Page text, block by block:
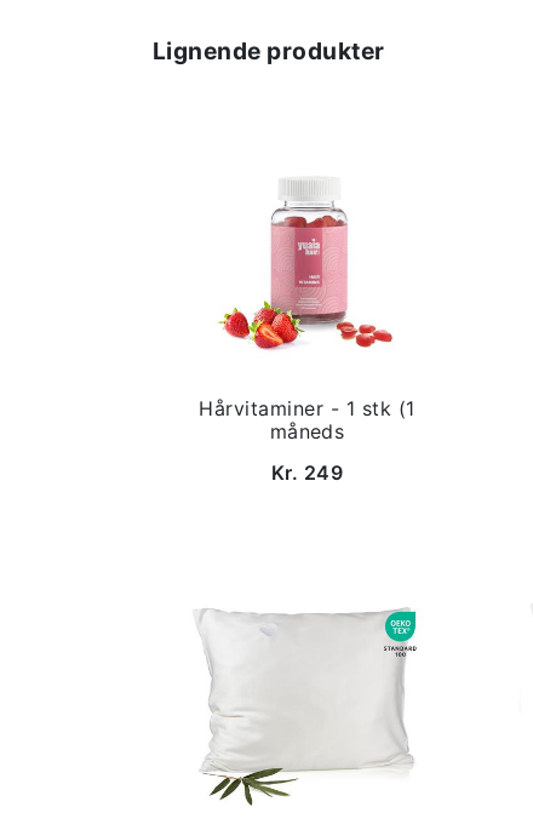
Lignende produkter
Hårvitaminer - 1 stk (1
måneds
Kr. 249